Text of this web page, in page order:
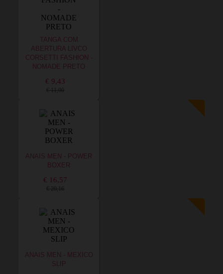
TANGA COM
ABERTURA LIVCO
CORSETTI FASHION -
NOMADE PRETO
€ 9,43
€ 11,00
ANAIS MEN - POWER
BOXER
€ 16,57
€ 20,16
ANAIS MEN - MEXICO
SLIP